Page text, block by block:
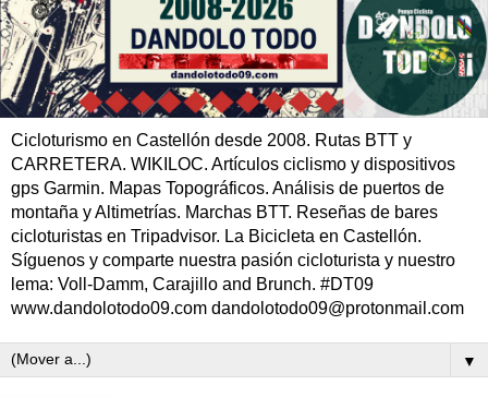
Cicloturismo en Castellón desde 2008. Rutas BTT y
CARRETERA. WIKILOC. Artículos ciclismo y dispositivos
gps Garmin. Mapas Topográficos. Análisis de puertos de
montaña y Altimetrías. Marchas BTT. Reseñas de bares
cicloturistas en Tripadvisor. La Bicicleta en Castellón.
Síguenos y comparte nuestra pasión cicloturista y nuestro
lema: Voll-Damm, Carajillo and Brunch. #DT09
www.dandolotodo09.com dandolotodo09@protonmail.com
▼